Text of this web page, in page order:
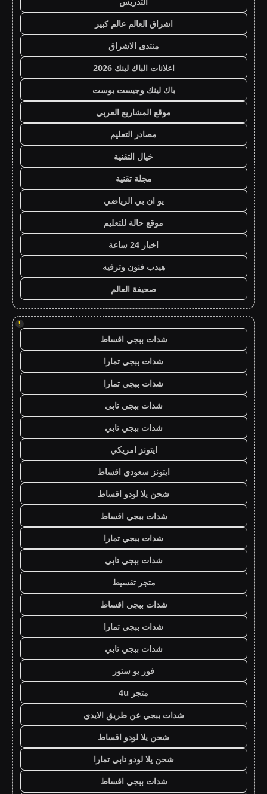
اشراق العالم عالم كبير
منتدى الاشراق
اعلانات الباك لينك 2026
باك لينك وجيست بوست
موقع المشاريع العربي
مصادر التعليم
خيال التقنية
مجلة تقنية
يو ان بي الرياضي
موقع حالة للتعليم
اخبار 24 ساعة
هيدب فنون وترفيه
صحيفة العالم
!
شدات ببجي اقساط
شدات ببجي تمارا
شدات ببجي تمارا
شدات ببجي تابي
شدات ببجي تابي
ايتونز امريكي
ايتونز سعودي اقساط
شحن يلا لودو اقساط
شدات ببجي اقساط
شدات ببجي تمارا
شدات ببجي تابي
متجر تقسيط
شدات ببجي اقساط
شدات ببجي تمارا
شدات ببجي تابي
فور يو ستور
متجر 4u
شدات ببجي عن طريق الايدي
شحن يلا لودو اقساط
شحن يلا لودو تابي تمارا
شدات ببجي اقساط